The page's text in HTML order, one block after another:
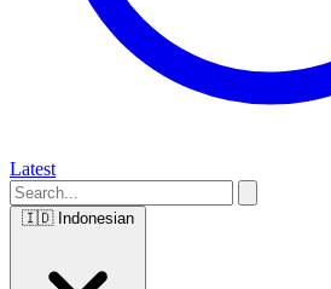
Latest
🇮🇩 Indonesian